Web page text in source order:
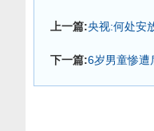
上一篇:央视:何处安
下一篇:6岁男童惨遭